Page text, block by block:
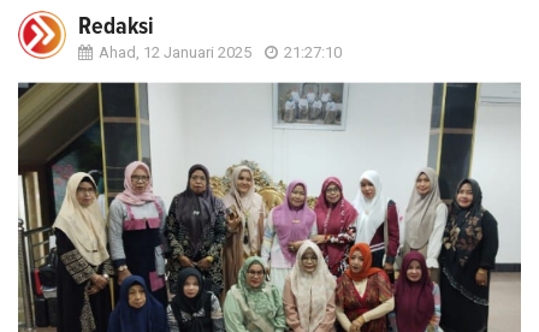
Redaksi
Ahad, 12 Januari 2025 21:27:10